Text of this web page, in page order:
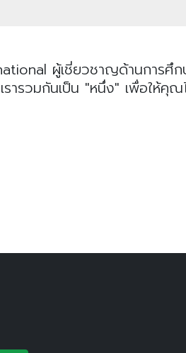
ผู้เชี่ยวชาญด้านการศึก
ารวมกันเป็น "หนึ่ง" เพื่อให้คุณ